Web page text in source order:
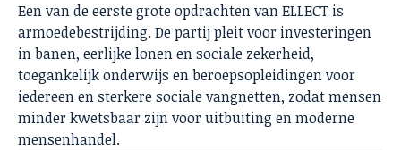
Een van de eerste grote opdrachten van ELLECT is
armoedebestrijding. De partij pleit voor investeringen
in banen, eerlijke lonen en sociale zekerheid,
toegankelijk onderwijs en beroepsopleidingen voor
iedereen en sterkere sociale vangnetten, zodat mensen
minder kwetsbaar zijn voor uitbuiting en moderne
mensenhandel.